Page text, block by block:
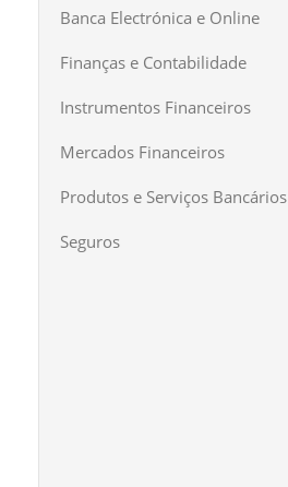
Banca Electrónica e Online
Finanças e Contabilidade
Instrumentos Financeiros
Mercados Financeiros
Produtos e Serviços Bancários
Seguros